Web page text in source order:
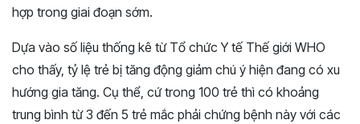
hợp trong giai đoạn sớm.
Dựa vào số liệu thống kê từ Tổ chức Y tế Thế giới WHO
cho thấy, tỷ lệ trẻ bị tăng động giảm chú ý hiện đang có xu
hướng gia tăng. Cụ thể, cứ trong 100 trẻ thì có khoảng
trung bình từ 3 đến 5 trẻ mắc phải chứng bệnh này với các